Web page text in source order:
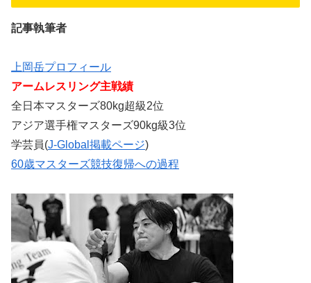
記事執筆者
上岡岳プロフィール
アームレスリング主戦績
全日本マスターズ80kg超級2位
アジア選手権マスターズ90kg級3位
学芸員(J-Global掲載ページ)
60歳マスターズ競技復帰への過程